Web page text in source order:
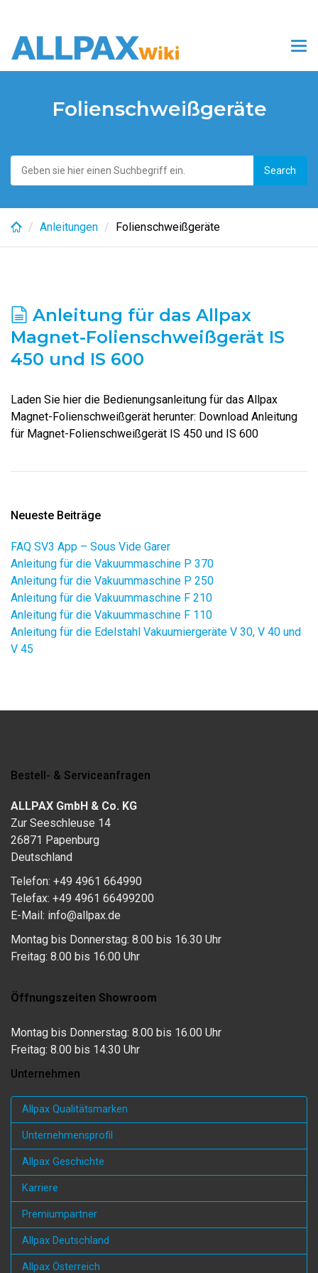
main
Folienschweißgeräte
Anleitungen Folienschweißgeräte
Anleitung für das Allpax
Magnet-Folienschweißgerät IS
450 und IS 600
Laden Sie hier die Bedienungsanleitung für das Allpax
Magnet-Folienschweißgerät herunter: Download Anleitung
für Magnet-Folienschweißgerät IS 450 und IS 600
Neueste Beiträge
FAQ SV3 App – Sous Vide Garer
Anleitung für die Vakuummaschine P 370
Anleitung für die Vakuummaschine P 250
Anleitung für die Vakuummaschine F 210
Anleitung für die Vakuummaschine F 110
Anleitung für die Edelstahl Vakuumiergeräte V 30, V 40 und
V 45
Bestell- & Serviceanfragen
ALLPAX GmbH & Co. KG
Zur Seeschleuse 14
26871 Papenburg
Deutschland
Telefon: +49 4961 664990
Telefax: +49 4961 66499200
E-Mail: info@allpax.de
Montag bis Donnerstag: 8.00 bis 16.30 Uhr
Freitag: 8.00 bis 16:00 Uhr
Öffnungszeiten Showroom
Montag bis Donnerstag: 8.00 bis 16.00 Uhr
Freitag: 8.00 bis 14:30 Uhr
Unternehmen
Allpax Qualitätsmarken
Unternehmensprofil
Allpax Geschichte
Karriere
Premiumpartner
Allpax Deutschland
Allpax Österreich